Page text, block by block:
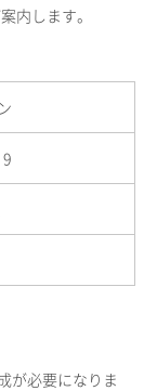
内します。
が必要になりま